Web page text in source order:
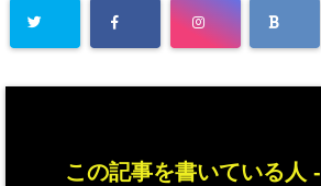
この記事を書いている人 -